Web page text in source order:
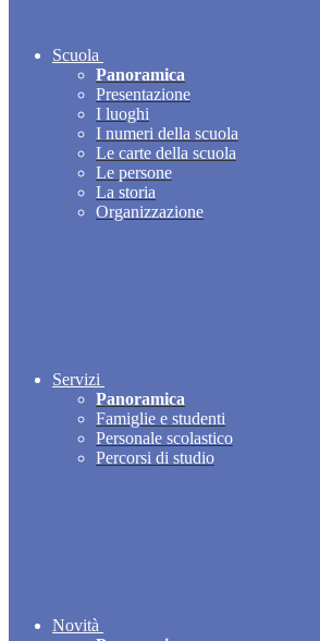
Scuola
Panoramica
Presentazione
I luoghi
I numeri della scuola
Le carte della scuola
Le persone
La storia
Organizzazione
Servizi
Panoramica
Famiglie e studenti
Personale scolastico
Percorsi di studio
Novità